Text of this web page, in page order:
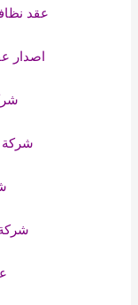
عقد
اصدار
شركة